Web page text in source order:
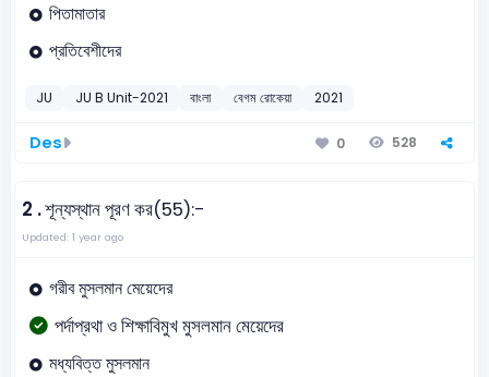
পিতামাতার
প্রতিবেশীদের
JU JU B Unit-2021 বাংলা বেগম রোকেয়া 2021
Des 0 528
2 .শূন্যস্থান পূরণ কর(55):-
Updated: 1 year ago
গরীব মুসলমান মেয়েদের
পর্দাপ্রথা ও শিক্ষাবিমুখ মুসলমান মেয়েদের
মধ্যবিত্ত মুসলমান